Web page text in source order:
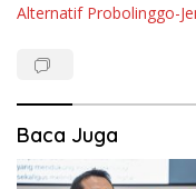
Alternatif Probolinggo-
Baca Juga